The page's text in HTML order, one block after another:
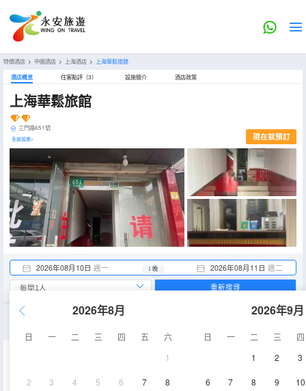
特價酒店 > 中國酒店 > 上海酒店 > 上海華鬆旅館
酒店概览 住客點評（3） 設施簡介 酒店政策
上海華鬆旅館
三門路651號
全部設施> 現在就預訂
2026年08月10日 週一 2026年08月11日 週二
1 晚
2026年8月
日 一 二 三 四 五
六
1
2 3 4 5 6 7 8
2026年9月
日 一 二 三
四
1
2 3
6 7 8 9 10
重新搜尋
空調